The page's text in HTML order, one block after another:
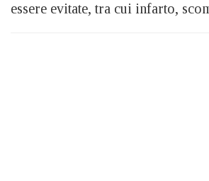
essere evitate, tra cui infarto,